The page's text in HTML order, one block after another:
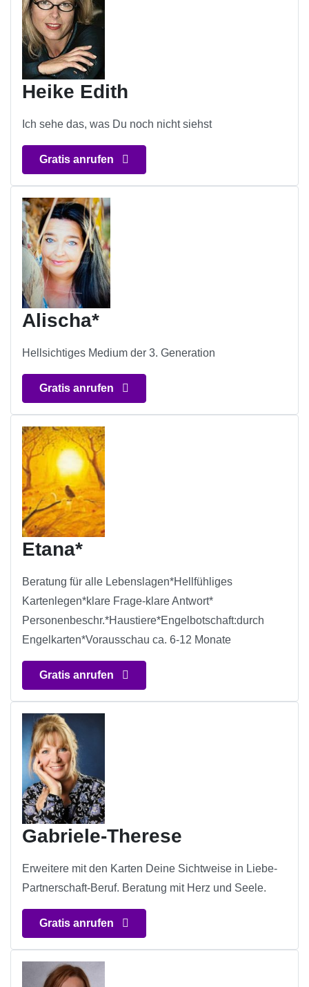
Heike Edith
Ich sehe das, was Du noch nicht siehst
Gratis anrufen
Alischa*
Hellsichtiges Medium der 3. Generation
Gratis anrufen
Etana*
Beratung für alle Lebenslagen*Hellfühliges
Kartenlegen*klare Frage-klare Antwort*
Personenbeschr.*Haustiere*Engelbotschaft:durch
Engelkarten*Vorausschau ca. 6-12 Monate
Gratis anrufen
Gabriele-Therese
Erweitere mit den Karten Deine Sichtweise in Liebe-
Partnerschaft-Beruf. Beratung mit Herz und Seele.
Gratis anrufen